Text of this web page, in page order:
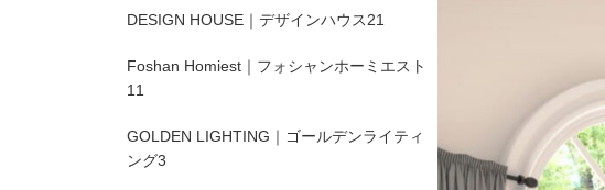
DESIGN HOUSE｜デザインハウス21
Foshan Homiest｜フォシャンホーミエスト
11
GOLDEN LIGHTING｜ゴールデンライティ
ング3